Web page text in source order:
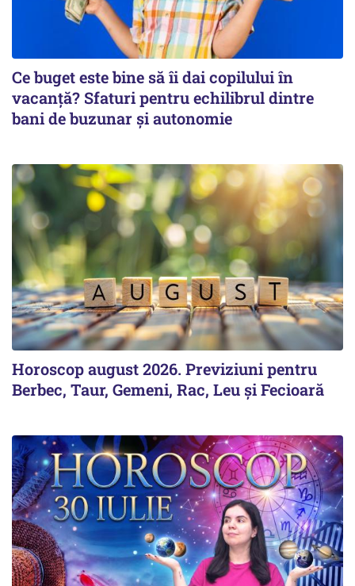
Ce buget este bine să îi dai copilului în
vacanță? Sfaturi pentru echilibrul dintre
bani de buzunar și autonomie
Horoscop august 2026. Previziuni pentru
Berbec, Taur, Gemeni, Rac, Leu și Fecioară